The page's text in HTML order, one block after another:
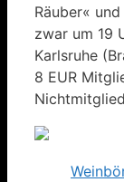
Räuber«
zwar um 19
Karlsruhe
8 EUR